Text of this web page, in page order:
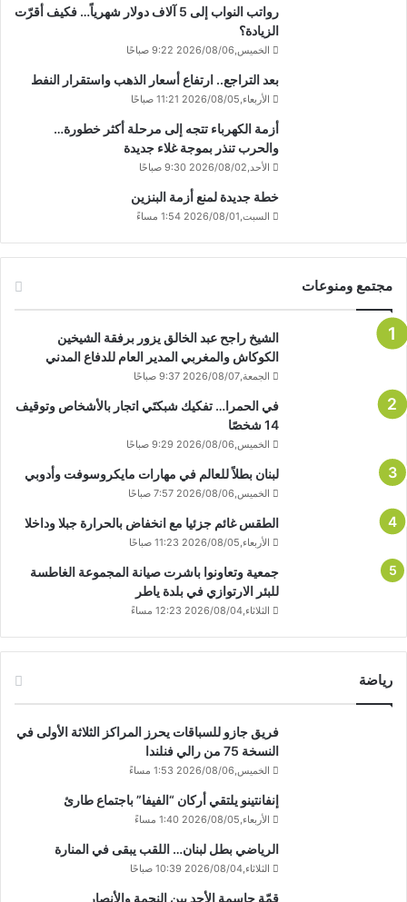
رواتب النواب إلى 5 آلاف دولار شهرياً… فكيف أقرّت
الزيادة؟
الخميس,2026/08/06 9:22 صباحًا
بعد التراجع.. ارتفاع أسعار الذهب واستقرار النفط
الأربعاء,2026/08/05 11:21 صباحًا
أزمة الكهرباء تتجه إلى مرحلة أكثر خطورة…
والحرب تنذر بموجة غلاء جديدة
الأحد,2026/08/02 9:30 صباحًا
خطة جديدة لمنع أزمة البنزين
السبت,2026/08/01 1:54 مساءً
مجتمع ومنوعات
الشيخ راجح عبد الخالق يزور برفقة الشيخين
الكوكاش والمغربي المدير العام للدفاع المدني
الجمعة,2026/08/07 9:37 صباحًا
في الحمرا… تفكيك شبكتَي اتجار بالأشخاص وتوقيف
14 شخصًا
الخميس,2026/08/06 9:29 صباحًا
لبنان بطلاً للعالم في مهارات مايكروسوفت وأدوبي
الخميس,2026/08/06 7:57 صباحًا
الطقس غائم جزئيا مع انخفاض بالحرارة جبلا وداخلا
الأربعاء,2026/08/05 11:23 صباحًا
جمعية وتعاونوا باشرت صيانة المجموعة الغاطسة
للبئر الارتوازي في بلدة ياطر
الثلاثاء,2026/08/04 12:23 مساءً
رياضة
فريق جازو للسباقات يحرز المراكز الثلاثة الأولى في
النسخة 75 من رالي فنلندا
الخميس,2026/08/06 1:53 مساءً
إنفانتينو يلتقي أركان “الفيفا” باجتماع طارئ
الأربعاء,2026/08/05 1:40 مساءً
الرياضي بطل لبنان… اللقب يبقى في المنارة
الثلاثاء,2026/08/04 10:39 صباحًا
قمّة حاسمة الأحد بين النجمة والأنصار